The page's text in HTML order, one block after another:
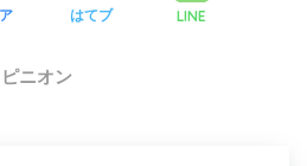
はてブ LINE
ニオン